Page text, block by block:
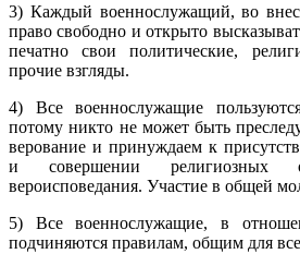
3) Каждый военнослужащий, во
право свободно и открыто
печатно свои политические,
прочие взгляды.
4) Все военнослужащие
потому никто не может быть
верование и принуждаем к
и совершении религиозных
вероисповедания. Участие в общей
5) Все военнослужащие, в
подчиняются правилам, общим для